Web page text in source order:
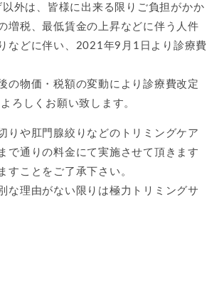
外は、皆様に出来る限りご負担がかか
増税、最低賃金の上昇などに伴う人件
などに伴い、2021年9月1日より診療費
の物価・税額の変動により診療費改定
ろしくお願い致します。
りや肛門腺絞りなどのトリミングケア
で通りの料金にて実施させて頂きます
すことをご了承下さい。
な理由がない限りは極力トリミングサ